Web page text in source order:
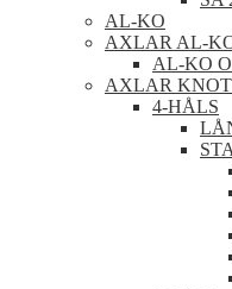
AL-KO
AXLAR AL-
AL-KO
AXLAR
4-HÅLS